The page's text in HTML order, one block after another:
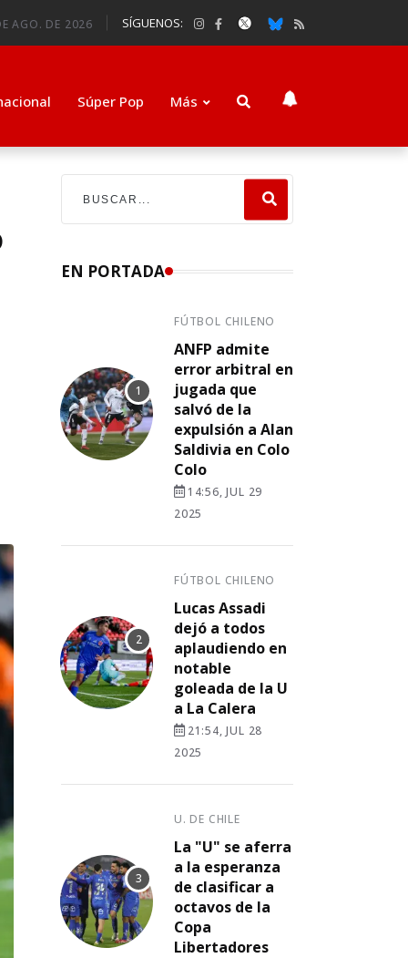
AGO. DE 2026 SÍGUENOS:
Súper Pop Más
EN PORTADA
FÚTBOL CHILENO
ANFP admite
error arbitral en
jugada que
salvó de la
expulsión a Alan
Saldivia en Colo
Colo
14:56, JUL 29
2025
FÚTBOL CHILENO
Lucas Assadi
dejó a todos
aplaudiendo en
notable
goleada de la U
a La Calera
21:54, JUL 28
2025
U. DE CHILE
La "U" se aferra
a la esperanza
de clasificar a
octavos de la
Copa
Libertadores